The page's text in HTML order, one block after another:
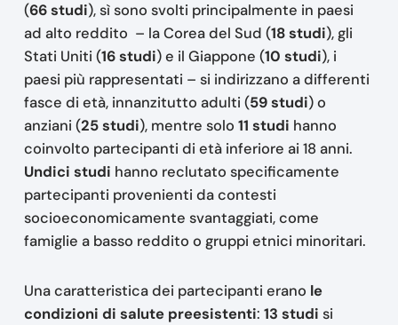
(66 studi), sì sono svolti principalmente in paesi
ad alto reddito – la Corea del Sud (18 studi), gli
Stati Uniti (16 studi) e il Giappone (10 studi), i
paesi più rappresentati – si indirizzano a differenti
fasce di età, innanzitutto adulti (59 studi) o
anziani (25 studi), mentre solo 11 studi hanno
coinvolto partecipanti di età inferiore ai 18 anni.
Undici studi hanno reclutato specificamente
partecipanti provenienti da contesti
socioeconomicamente svantaggiati, come
famiglie a basso reddito o gruppi etnici minoritari.
Una caratteristica dei partecipanti erano le
condizioni di salute preesistenti: 13 studi si